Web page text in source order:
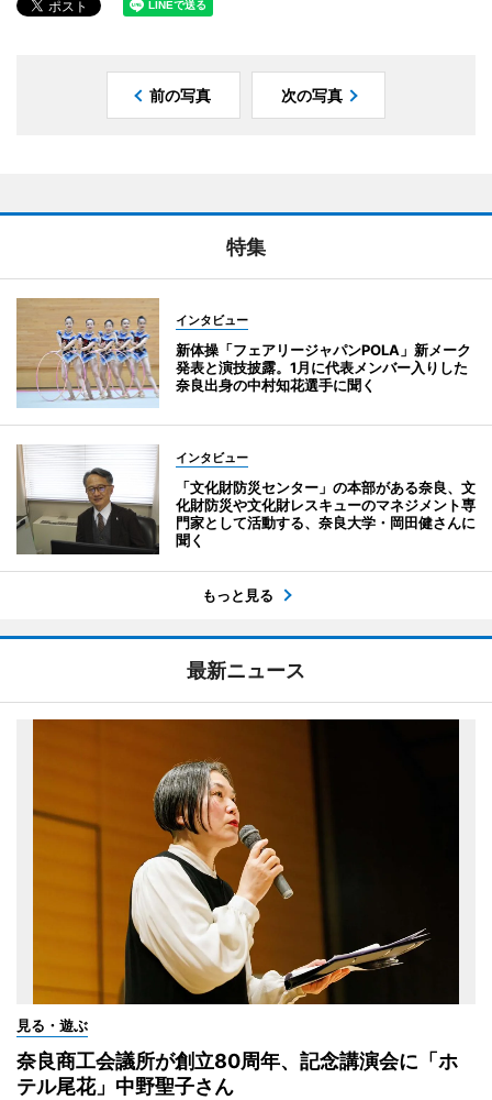
前の写真 次の写真
特集
インタビュー
新体操「フェアリージャパンPOLA」新メーク
発表と演技披露。1月に代表メンバー入りした
奈良出身の中村知花選手に聞く
インタビュー
「文化財防災センター」の本部がある奈良、文
化財防災や文化財レスキューのマネジメント専
門家として活動する、奈良大学・岡田健さんに
聞く
もっと見る
最新ニュース
見る・遊ぶ
奈良商工会議所が創立80周年、記念講演会に「ホ
テル尾花」中野聖子さん